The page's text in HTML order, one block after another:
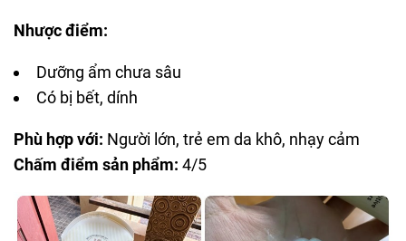
Nhược điểm:
Dưỡng ẩm chưa sâu
Có bị bết, dính
Phù hợp với: Người lớn, trẻ em da khô, nhạy cảm
Chấm điểm sản phẩm: 4/5